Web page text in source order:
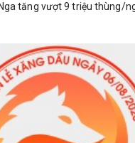
tăng vượt 9 triệu thùng/